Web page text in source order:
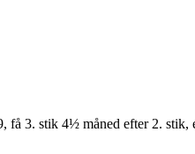
få 3. stik 4½ måned efter 2.